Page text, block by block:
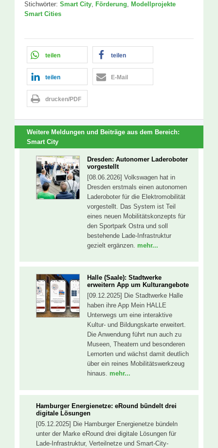
Stichwörter: Smart City, Förderung, Modellprojekte
Smart Cities
teilen teilen
teilen E-Mail
drucken/PDF
Weitere Meldungen und Beiträge aus dem Bereich:
Smart City
Dresden: Autonomer Laderoboter
vorgestellt
[08.06.2026] Volkswagen hat in
Dresden erstmals einen autonomen
Laderoboter für die Elektromobilität
vorgestellt. Das System ist Teil
eines neuen Mobilitätskonzepts für
den Sportpark Ostra und soll
bestehende Lade-Infrastruktur
gezielt ergänzen. mehr...
Halle (Saale): Stadtwerke
erweitern App um Kulturangebote
[09.12.2025] Die Stadtwerke Halle
haben ihre App Mein HALLE
Unterwegs um eine interaktive
Kultur- und Bildungskarte erweitert.
Die Anwendung führt nun auch zu
Museen, Theatern und besonderen
Lernorten und wächst damit deutlich
über ein reines Mobilitätswerkzeug
hinaus. mehr...
Hamburger Energienetze: eRound bündelt drei
digitale Lösungen
[05.12.2025] Die Hamburger Energienetze bündeln
unter der Marke eRound drei digitale Lösungen für
Lade-Infrastruktur, Verteilnetze und Smart-City-